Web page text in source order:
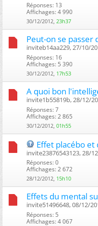
Réponses: 13
Affichages: 4 990
30/12/2012, 23h37
Peut-on se passer
inviteb14aa229, 27/10/
Réponses: 16
Affichages: 5 390
30/12/2012, 17h53
A quoi bon
invite1b55819b, 28/12/
Réponses: 7
Affichages: 2 865
30/12/2012, 01h55
Effet placébo et
invite23876543123, 28/
Réponses: 0
Affichages: 2 672
28/12/2012, 15h10
Effets du mental
invite51496648, 08/12/
Réponses: 5
Affichages: 4 067